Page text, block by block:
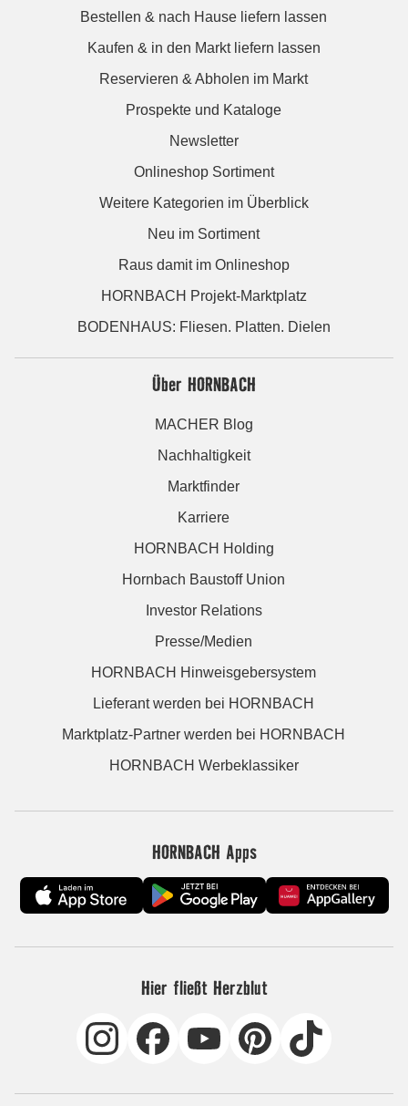
Bestellen & nach Hause liefern lassen
Kaufen & in den Markt liefern lassen
Reservieren & Abholen im Markt
Prospekte und Kataloge
Newsletter
Onlineshop Sortiment
Weitere Kategorien im Überblick
Neu im Sortiment
Raus damit im Onlineshop
HORNBACH Projekt-Marktplatz
BODENHAUS: Fliesen. Platten. Dielen
Über HORNBACH
MACHER Blog
Nachhaltigkeit
Marktfinder
Karriere
HORNBACH Holding
Hornbach Baustoff Union
Investor Relations
Presse/Medien
HORNBACH Hinweisgebersystem
Lieferant werden bei HORNBACH
Marktplatz-Partner werden bei HORNBACH
HORNBACH Werbeklassiker
HORNBACH Apps
Hier fließt Herzblut